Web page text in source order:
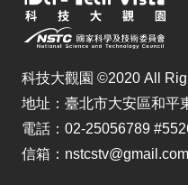
科技大觀園 ©2020 All
地址：臺北市大安區和平
電話：02-25056789
信箱：nstcstv@gmail.com